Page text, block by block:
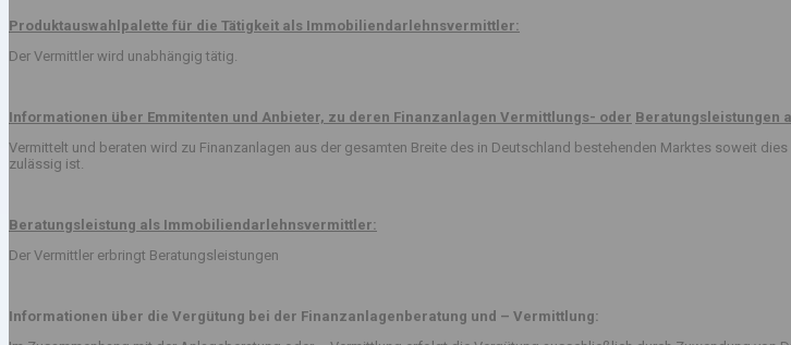
Produktauswahlpalette für die Tätigkeit als Immobiliendarlehnsvermittler:
Der Vermittler wird unabhängig tätig.
Informationen über Emmitenten und Anbieter, zu deren Finanzanlagen Vermittlungs- oder Beratungsleistungen
Vermittelt und beraten wird zu Finanzanlagen aus der gesamten Breite des in Deutschland bestehenden Marktes soweit
zulässig ist.
Beratungsleistung als Immobiliendarlehnsvermittler:
Der Vermittler erbringt Beratungsleistungen
Informationen über die Vergütung bei der Finanzanlagenberatung und – Vermittlung: